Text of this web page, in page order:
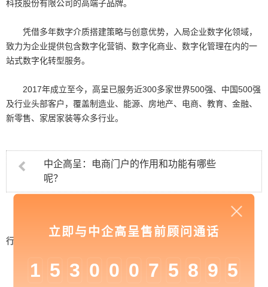
科技股份有限公司的高端子品牌。
凭借多年数字介质搭建策略与创意优势，入局企业数字化领域，
致力为企业提供包含数字化营销、数字化商业、数字化管理在内的一
站式数字化转型服务。
2017年成立至今，高呈已服务近300多家世界500强、中国500强
及行业头部客户，覆盖制造业、能源、房地产、电商、教育、金融、
新零售、家居家装等众多行业。
中企高呈：电商门户的作用和功能有哪些
呢？
行业资讯
立即与中企高呈售前顾问通话
1 5 3 0 0 0 7 5 8 9 5